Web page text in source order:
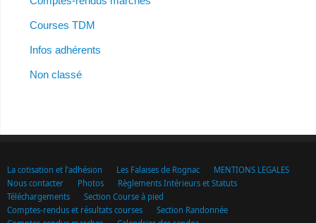
Courses TDM
Infos adhérents
Non classé
La cotisation et l’adhésion Les Falaises de Rognac
MENTIONS LEGALES
Nous contacter
Photos
Règlements Intérieurs et Statuts
Téléchargements
Section Course à pied
Comptes-rendus et résultats courses
Section Randonnée